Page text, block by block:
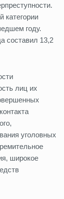
категории
году.
составил 13,2
лиц их
уголовных
широкое